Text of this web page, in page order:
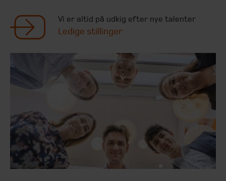
Vi er altid på udkig efter nye talenter
Ledige stillinger